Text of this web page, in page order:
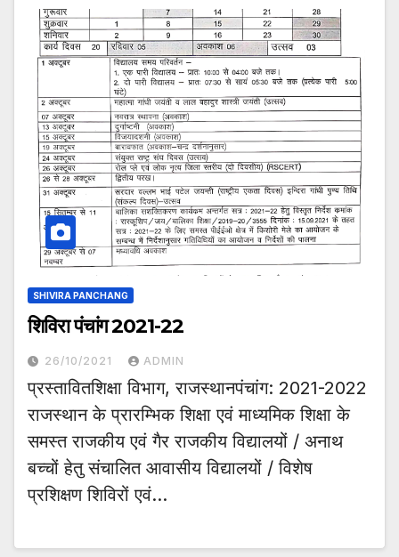
SHIVIRA PANCHANG
शिविरा पंचांग 2021-22
26/10/2021 ADMIN
प्रस्तावितशिक्षा विभाग, राजस्थानपंचांग: 2021-2022
राजस्थान के प्रारम्भिक शिक्षा एवं माध्यमिक शिक्षा के
समस्त राजकीय एवं गैर राजकीय विद्यालयों / अनाथ
बच्चों हेतु संचालित आवासीय विद्यालयों / विशेष
प्रशिक्षण शिविरों एवं…